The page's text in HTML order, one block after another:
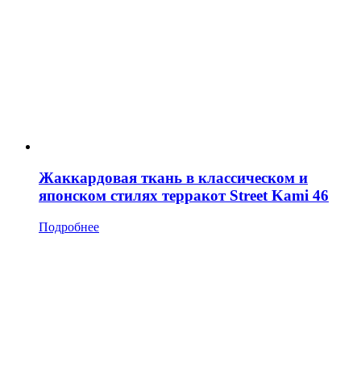
Жаккардовая ткань в классическом и
японском стилях терракот Street Kami 46
Подробнее